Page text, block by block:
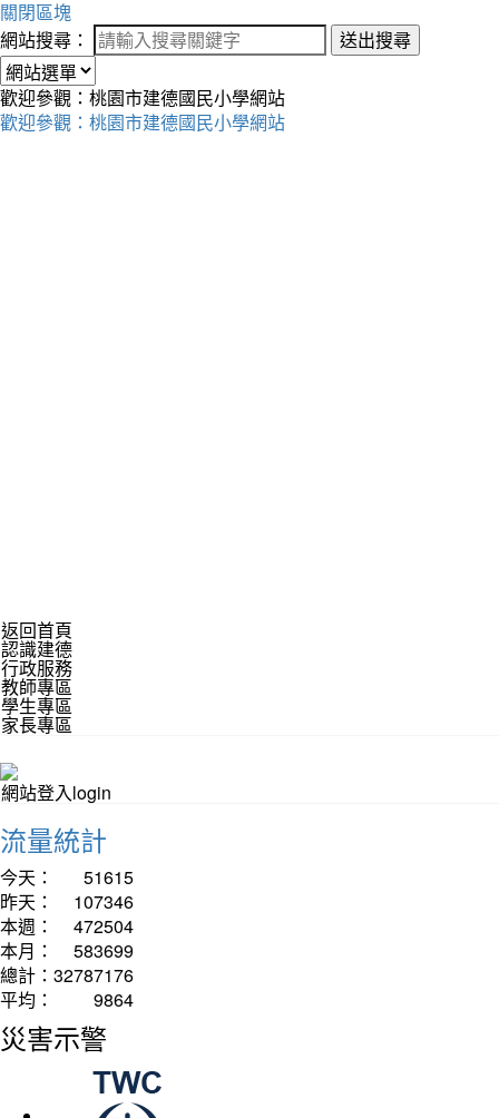
關閉區塊
網站搜尋：
送出搜尋
歡迎參觀：桃園市建德國民小學網站
歡迎參觀：桃園市建德國民小學網站
返回首頁
認識建德
行政服務
教師專區
學生專區
家長專區
網站登入login
流量統計
今天：
51615
昨天：
107346
本週：
472504
本月：
583699
總計： 32787176
平均：
9864
災害示警